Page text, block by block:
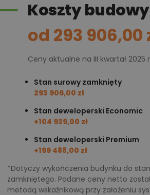
Koszty budowy
od 293 906,00
Ceny aktualne na III kwartał 2025
Stan surowy zamknięty
293 906,00 zł
Stan deweloperski Economic
+104 939,00 zł
Stan deweloperski Premium
+199 488,00 zł
*Dotyczy wykończenia budynku do
zamkniętego. Podane ceny netto
metodą wskaźnikową przy założeniu